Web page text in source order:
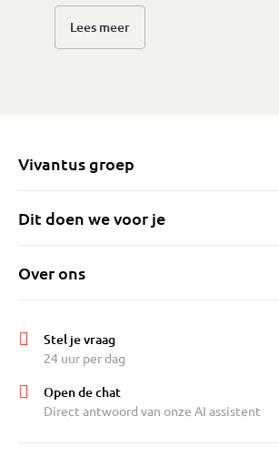
gebruiken.
Heb je het liever iets koeler, het
alle belangrijke ruimtes
hebben van een auto een stuk
maakt.
het kan daardoor allemaal.
geluid van en naar de buren.
leidt niet tot reacties van de buren.
Lees meer
Vivantus groep
Dit doen we voor je
Over ons
Stel je vraag
24 uur per dag
Open de chat
Direct antwoord van onze AI assistent